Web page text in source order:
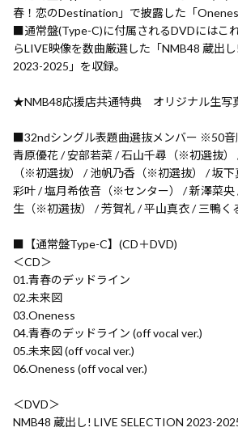
春！恋のDestination」で披露した「
■通常盤(Type-C)に付属されるDVDにはこ
らLIVE映像を数曲厳選した「NMB48 蔵出
2023-2025」を収録。
★NMB48応援店共通特典 オリジナル生写
■32ndシングル表題曲選抜メンバー ※50音
青原優花 / 安部若菜 / 石山千尋（※初選抜）
（※初選抜） / 池帆乃香（※初選抜） / 坂
彩叶 / 塩月希依音（※センター） / 新澤菜央
生（※初選抜） / 芳賀礼 / 平山真衣 / 三鴨く
■【通常盤Type-C】(CD＋DVD)
＜CD＞
01.青春のデッドライン
02.未来図
03.Oneness
04.青春のデッドライン (off vocal ver.)
05.未来図 (off vocal ver.)
06.Oneness (off vocal ver.)
＜DVD＞
NMB48 蔵出し! LIVE SELECTION 2023-